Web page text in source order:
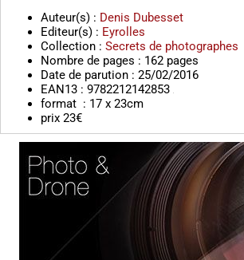
Auteur(s) : Denis Dubesset
Editeur(s) : Eyrolles
Collection : Secrets de photographes
Nombre de pages : 162 pages
Date de parution : 25/02/2016
EAN13 : 9782212142853
format : 17 x 23cm
prix 23€